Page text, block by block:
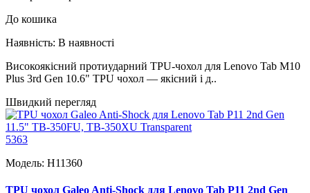
До кошика
Наявність: В наявності
Високоякісний протиударний TPU-чохол для Lenovo Tab M10
Plus 3rd Gen 10.6" TPU чохол — якісний і д..
Швидкий перегляд
5363
Модель: H11360
TPU чохол Galeo Anti-Shock для Lenovo Tab P11 2nd Gen